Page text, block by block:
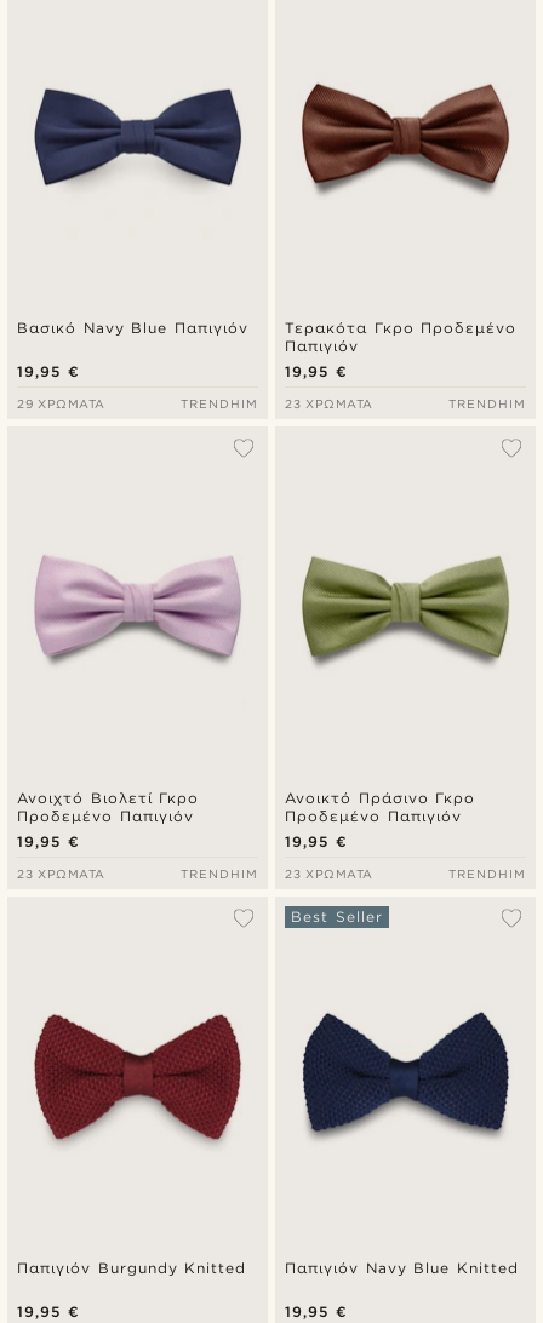
Βασικό Navy Blue Παπιγιόν
19,95 €
29 ΧΡΏΜΑΤΑ TRENDHIM
Τερακότα Γκρο Προδεμένο
Παπιγιόν
19,95 €
23 ΧΡΏΜΑΤΑ TRENDHIM
Ανοιχτό Βιολετί Γκρο
Προδεμένο Παπιγιόν
19,95 €
23 ΧΡΏΜΑΤΑ TRENDHIM
Ανοικτό Πράσινο Γκρο
Προδεμένο Παπιγιόν
19,95 €
23 ΧΡΏΜΑΤΑ TRENDHIM
Παπιγιόν Burgundy Knitted
19,95 €
Παπιγιόν Navy Blue Knitted
Best Seller
19,95 €